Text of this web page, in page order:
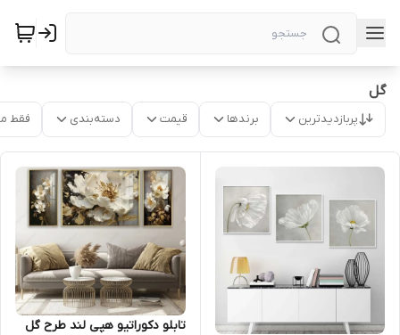
گل
پربازدیدترین برندها قیمت دسته‌بندی فقط
تابلو دکوراتیو هپی لند طرح گل